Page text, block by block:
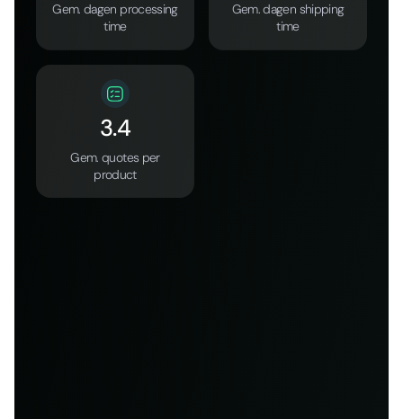
Gem. dagen processing
time
Gem. dagen shipping
time
3.4
Gem. quotes per
product